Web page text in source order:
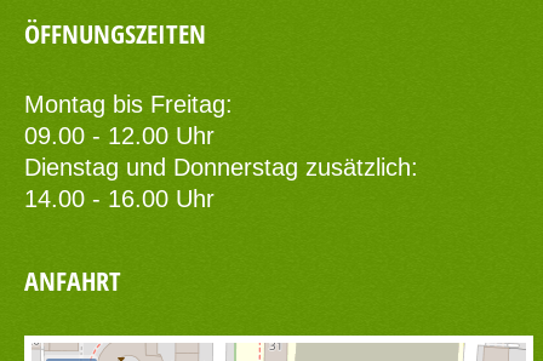
ÖFFNUNGSZEITEN
Montag bis Freitag:
09.00 - 12.00 Uhr
Dienstag und Donnerstag zusätzlich:
14.00 - 16.00 Uhr
ANFAHRT